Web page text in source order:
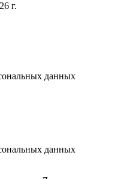
г.
данных
данных